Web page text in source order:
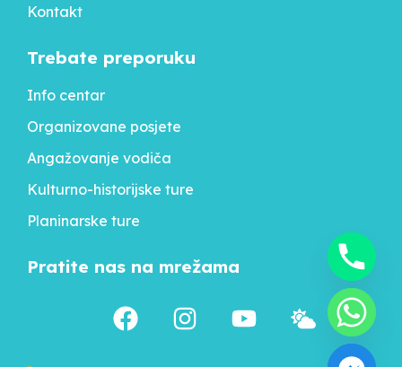
Kontakt
Trebate preporuku
Info centar
Organizovane posjete
Angažovanje vodiča
Kulturno-historijske ture
Planinarske ture
Pratite nas na mrežama